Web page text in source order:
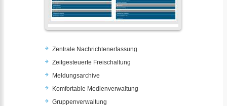
Zentrale Nachrichtenerfassung
Zeitgesteuerte Freischaltung
Meldungsarchive
Komfortable Medienverwaltung
Gruppenverwaltung